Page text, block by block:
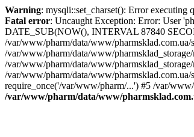
Warning: mysqli::set_charset(): Error executing
Fatal error: Uncaught Exception: Error: User
DATE_SUB(NOW(), INTERVAL 87840
/var/www/pharm/data/www/
/var/www/pharm/data/www/
/var/www/pharm/data/www/
/var/www/pharm/data/www/
require_once('/var/www/pharm/...') #5 /var/
/var/www/pharm/data/www/